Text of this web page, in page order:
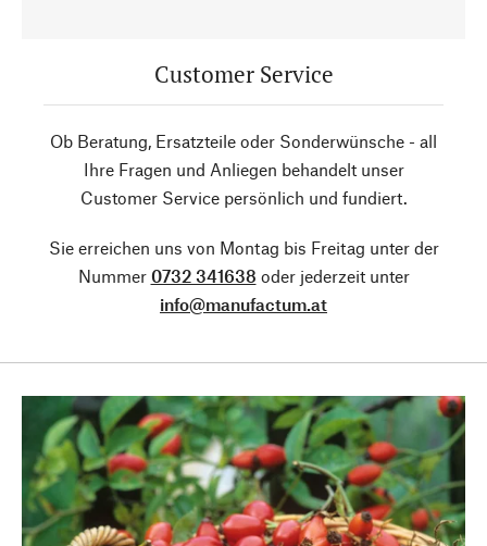
Customer Service
Ob Beratung, Ersatzteile oder Sonderwünsche - all
Ihre Fragen und Anliegen behandelt unser
Customer Service persönlich und fundiert.
Sie erreichen uns von Montag bis Freitag unter der
Nummer 0732 341638 oder jederzeit unter
info@manufactum.at